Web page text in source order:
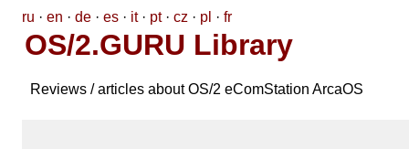
ru · en · de · es · it· pt· cz · pl · fr
OS/2.GURU Library
Reviews / articles about OS/2 eComStation ArcaOS